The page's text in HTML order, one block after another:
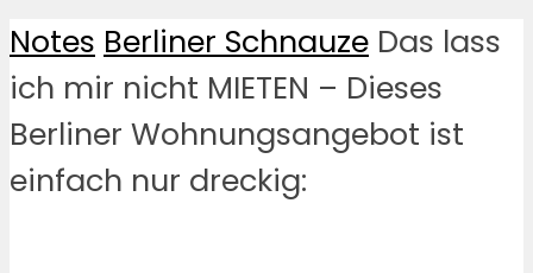
Notes Berliner Schnauze Das lass
ich mir nicht MIETEN – Dieses
Berliner Wohnungsangebot ist
einfach nur dreckig: